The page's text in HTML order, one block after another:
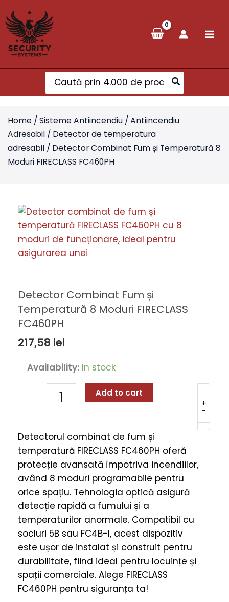
to
content
Search
for:
Home / Sisteme Antiincendiu / Antiincendiu
Adresabil / Detector de temperatura
adresabil / Detector Combinat Fum și Temperatură 8
Moduri FIRECLASS FC460PH
Detector Combinat Fum și
Temperatură 8 Moduri FIRECLASS
FC460PH
217,58 lei
Availability: In stock
-
Combinat
Temperatură
Moduri
FIRECLASS
FC460PH
quantity
+
Add to cart
Detectorul combinat de fum și
temperatură FIRECLASS FC460PH oferă
protecție avansată împotriva incendiilor,
având 8 moduri programabile pentru
orice spațiu. Tehnologia optică asigură
detecție rapidă a fumului și a
temperaturilor anormale. Compatibil cu
socluri 5B sau FC4B-I, acest dispozitiv
este ușor de instalat și construit pentru
durabilitate, fiind ideal pentru locuințe și
spații comerciale. Alege FIRECLASS
FC460PH pentru siguranța ta!